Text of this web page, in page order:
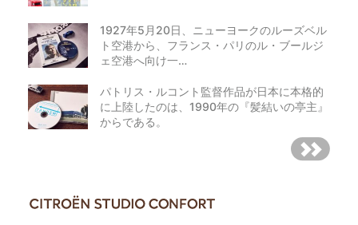
1927年5月20日、ニューヨークのルーズベル
ト空港から、フランス・パリのル・ブールジ
ェ空港へ向け一…
パトリス・ルコント監督作品が日本に本格的
に上陸したのは、1990年の『髪結いの亭主』
からである。